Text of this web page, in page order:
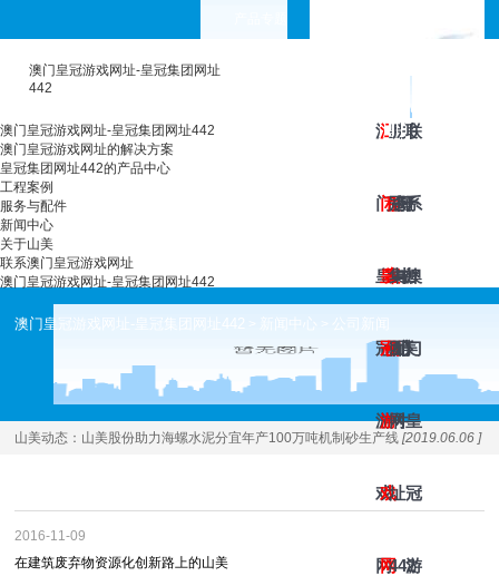
澳门皇冠游戏网址-皇冠集团网址
442
澳
门
皇
冠
游
戏
网
澳
门
皇
冠
游
戏
网
工
程
案
例
皇
冠
集
团
网
址
442
服
务
与
配
件
新
闻
中
心
关
于
山
美
联
系
澳
门
皇
冠
游
澳门皇冠游戏网址-皇冠集团网址442
澳门皇冠游戏网址的解决方案
皇冠集团网址442的产品中心
工程案例
服务与配件
新闻中心
关于山美
联系澳门皇冠游戏网址
澳门皇冠游戏网址-皇冠集团网址442
澳门皇冠游戏网址-皇冠集团网址442 新闻中心 公司新闻
山美动态： 山美股份助力海螺水泥分宜年产100万吨机制砂生产线 [2019.06.06 ]
2016-11-09
在建筑废弃物资源化创新路上的山美